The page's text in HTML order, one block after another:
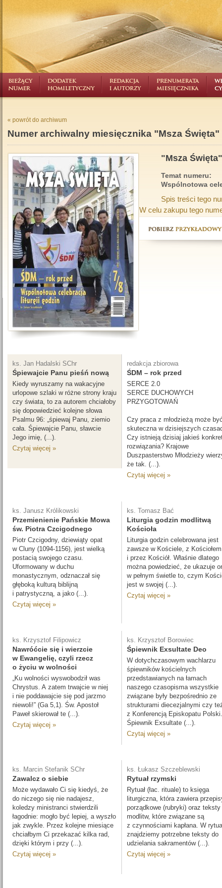
« powrót do archiwum
Numer archiwalny miesięcznika "Msza Święta"
"Msza
Temat numeru:
Wspólnotowa
Spis treści tego
W celu zakupu tego
ks. Jan Hadalski SChr
Śpiewajcie Panu pieśń nową
Kiedy wyruszamy na wakacyjne
urlopowe szlaki w różne strony kraju
czy świata, to za autorem chciałoby
się dopowiedzieć kolejne słowa
Psalmu 96: „śpiewaj Panu, ziemio
cała. Śpiewajcie Panu, sławcie
Jego imię, (...).
Czytaj więcej »
redakcja zbiorowa
ŚDM – rok przed
SERCE 2.0
SERCE DUCHOWYCH
PRZYGOTOWAŃ
Czy praca z młodzieżą może
skuteczna w dzisiejszych
Czy istnieją dzisiaj jakieś
rozwiązania? Krajowe
Duszpasterstwo Młodzieży
że tak. (...).
Czytaj więcej »
ks. Janusz Królikowski
Przemienienie Pańskie Mowa
św. Piotra Czcigodnego
Piotr Czcigodny, dziewiąty opat
w Cluny (1094-1156), jest wielką
postacią swojego czasu.
Uformowany w duchu
monastycznym, odznaczał się
głęboką kulturą biblijną
i patrystyczną, a jako (...).
Czytaj więcej »
ks. Tomasz Bać
Liturgia godzin modlitwą
Kościoła
Liturgia godzin celebrowana jest
zawsze w Kościele, z Kościołem
i przez Kościół. Właśnie dlatego
można powiedzieć, że ukazuje
w pełnym świetle to, czym
jest w swojej (...).
Czytaj więcej »
ks. Krzysztof Filipowicz
Nawróćcie się i wierzcie
w Ewangelię, czyli rzecz
o życiu w wolności
„Ku wolności wyswobodził was
Chrystus. A zatem trwajcie w niej
i nie poddawajcie się pod jarzmo
niewoli!” (Ga 5,1). Św. Apostoł
Paweł skierował te (...).
Czytaj więcej »
ks. Krzysztof Borowiec
Śpiewnik Exsultate Deo
W dotychczasowym wachlarzu
śpiewników kościelnych
przedstawianych na łamach
naszego czasopisma wszystkie
związane były bezpośrednio ze
strukturami diecezjalnymi czy
z Konferencją Episkopatu Polski.
Śpiewnik Exsultate (...).
Czytaj więcej »
ks. Marcin Stefanik SChr
Zawalcz o siebie
Może wydawało Ci się kiedyś, że
do niczego się nie nadajesz,
koledzy ministranci stwierdzili
łagodnie: mogło być lepiej, a wyszło
jak zwykle. Przez kolejne miesiące
chciałbym Ci przekazać kilka rad,
dzięki którym i przy (...).
Czytaj więcej »
ks. Łukasz Szczeblewski
Rytuał rzymski
Rytuał (łac. rituale) to księga
liturgiczna, która zawiera
porządkowe (rubryki) oraz teksty
modlitw, które związane są
z czynnościami kapłana. W
znajdziemy potrzebne teksty do
udzielania sakramentów (...).
Czytaj więcej »